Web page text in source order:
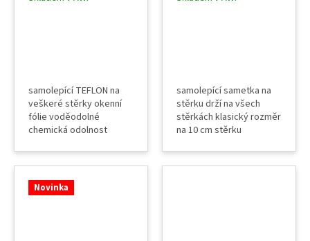
samolepící TEFLON na
veškeré stěrky okenní
fólie voděodolné
chemická odolnost
VYSOKÁ KLUZNOST
speciální páska místo
filce
samolepící sametka na
stěrku drží na všech
stěrkách klasický rozměr
na 10 cm stěrku
Novinka